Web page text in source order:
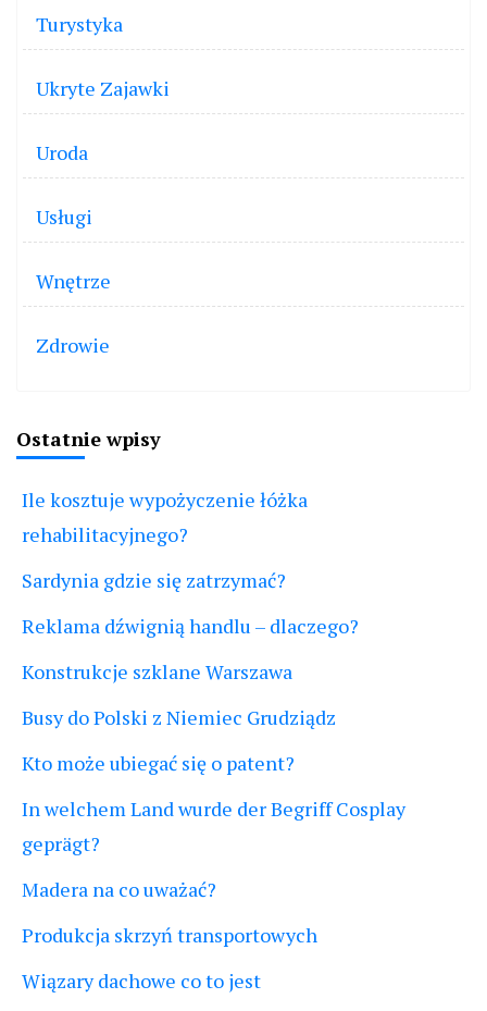
Turystyka
Ukryte Zajawki
Uroda
Usługi
Wnętrze
Zdrowie
Ostatnie wpisy
Ile kosztuje wypożyczenie łóżka
rehabilitacyjnego?
Sardynia gdzie się zatrzymać?
Reklama dźwignią handlu – dlaczego?
Konstrukcje szklane Warszawa
Busy do Polski z Niemiec Grudziądz
Kto może ubiegać się o patent?
In welchem Land wurde der Begriff Cosplay
geprägt?
Madera na co uważać?
Produkcja skrzyń transportowych
Wiązary dachowe co to jest